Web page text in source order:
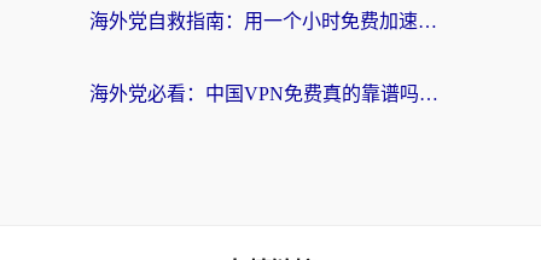
海外党自救指南：用一个小时免费加速器，轻松打破国内资源访问壁垒？
海外党必看：中国VPN免费真的靠谱吗？手把手教你选对回国加速器